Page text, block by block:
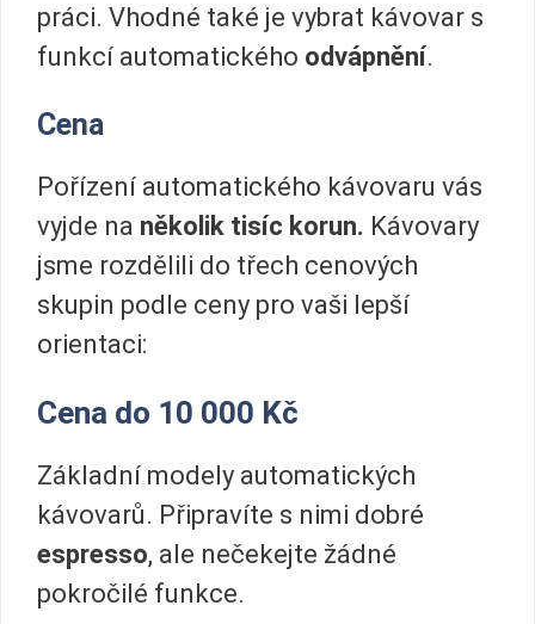
práci. Vhodné také je vybrat kávovar s
funkcí automatického odvápnění.
Cena
Pořízení automatického kávovaru vás
vyjde na několik tisíc korun. Kávovary
jsme rozdělili do třech cenových
skupin podle ceny pro vaši lepší
orientaci:
Cena do 10 000 Kč
Základní modely automatických
kávovarů. Připravíte s nimi dobré
espresso, ale nečekejte žádné
pokročilé funkce.